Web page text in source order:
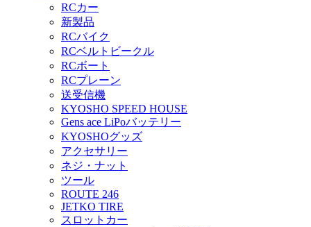
RCカー
新製品
RCバイク
RCベルトビークル
RCボート
RCプレーン
送受信機
KYOSHO SPEED HOUSE
Gens ace LiPoバッテリー
KYOSHOグッズ
アクセサリー
ネジ・ナット
ツール
ROUTE 246
JETKO TIRE
スロットカー